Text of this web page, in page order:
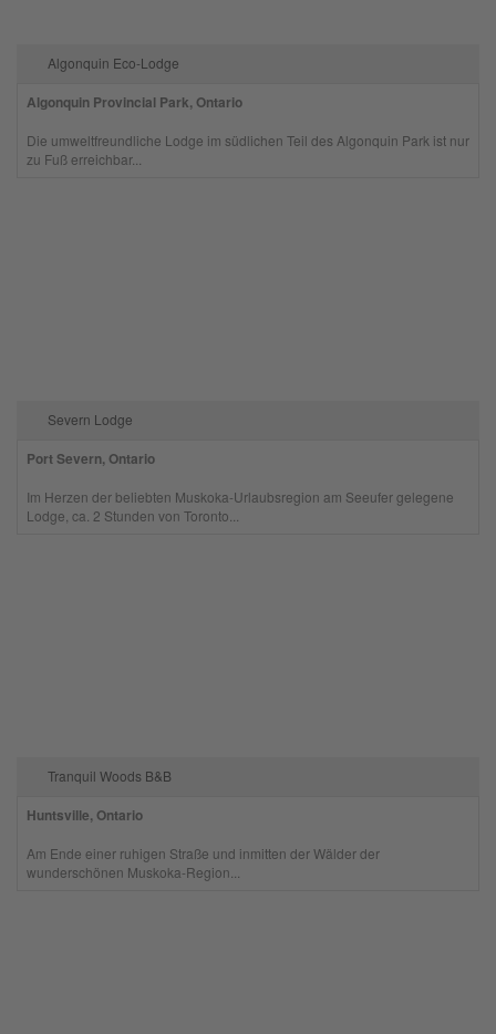
Algonquin Eco-Lodge
Algonquin Provincial Park, Ontario
Die umweltfreundliche Lodge im südlichen Teil des Algonquin Park ist nur
zu Fuß erreichbar...
Severn Lodge
Port Severn, Ontario
Im Herzen der beliebten Muskoka-Urlaubsregion am Seeufer gelegene
Lodge, ca. 2 Stunden von Toronto...
Tranquil Woods B&B
Huntsville, Ontario
Am Ende einer ruhigen Straße und inmitten der Wälder der
wunderschönen Muskoka-Region...